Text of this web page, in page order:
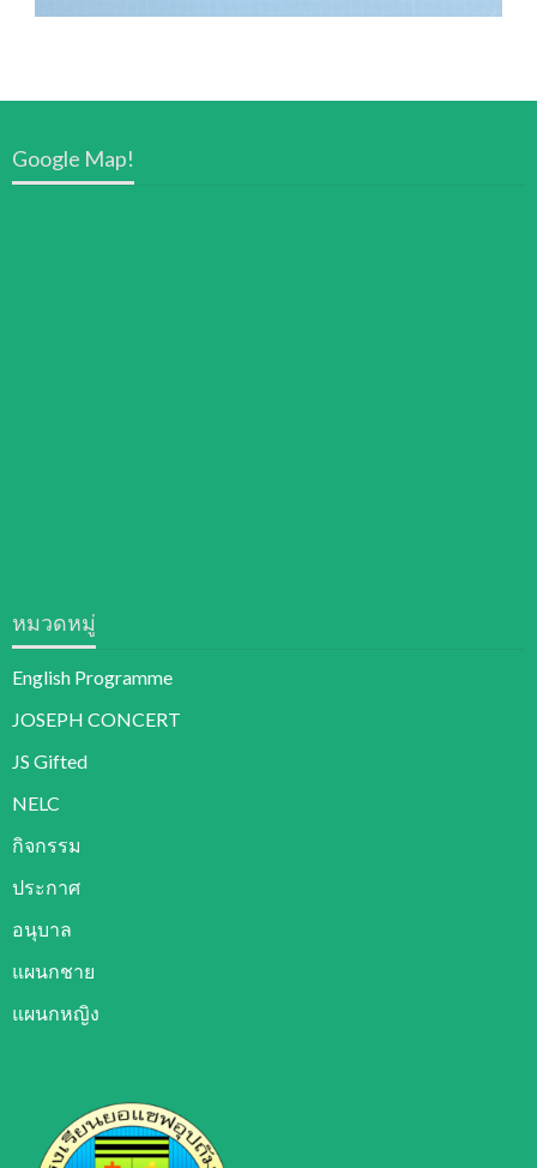
Google Map!
หมวดหมู่
English Programme
JOSEPH CONCERT
JS Gifted
NELC
กิจกรรม
ประกาศ
อนุบาล
แผนกชาย
แผนกหญิง